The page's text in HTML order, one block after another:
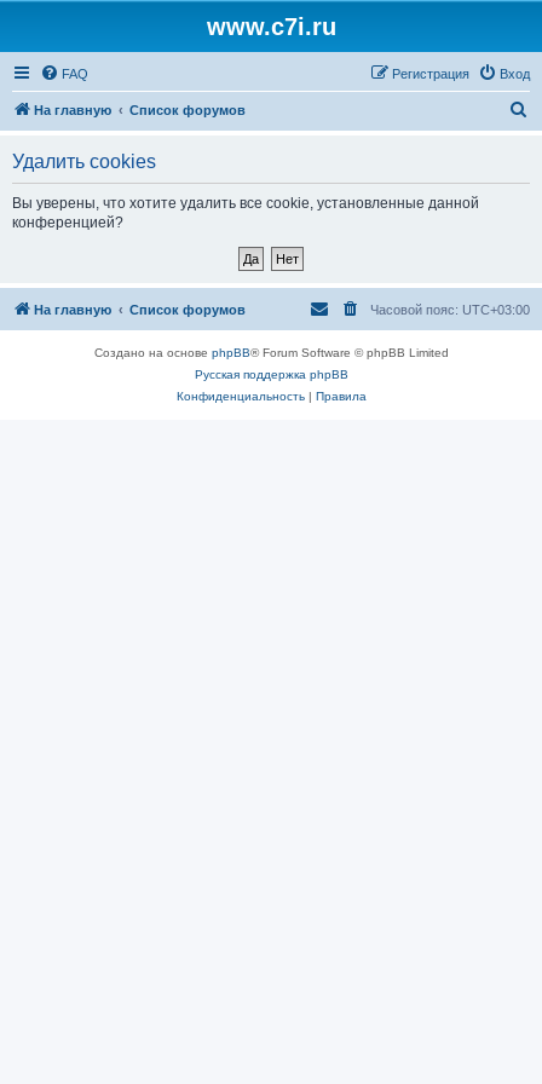
www.c7i.ru
FAQ Вход
Регистрация
На главную Список форумов
Удалить cookies
Вы уверены, что хотите удалить все cookie, установленные данной
конференцией?
На главную Список форумов Часовой пояс: UTC+03:00
Создано на основе phpBB® Forum Software © phpBB Limited
Русская поддержка phpBB
Конфиденциальность| Правила